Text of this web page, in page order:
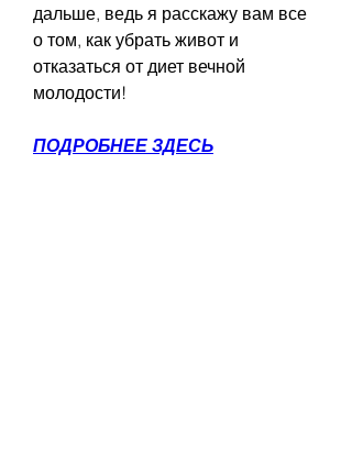
дальше, ведь я расскажу вам все
о том, как убрать живот и
отказаться от диет вечной
молодости!
ПОДРОБНЕЕ ЗДЕСЬ